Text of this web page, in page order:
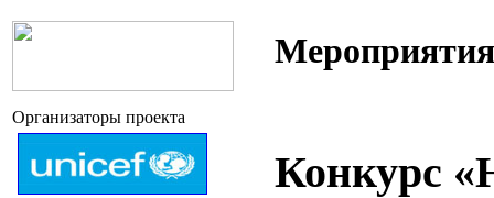
Организаторы проекта
Мероприятия
Конкурс